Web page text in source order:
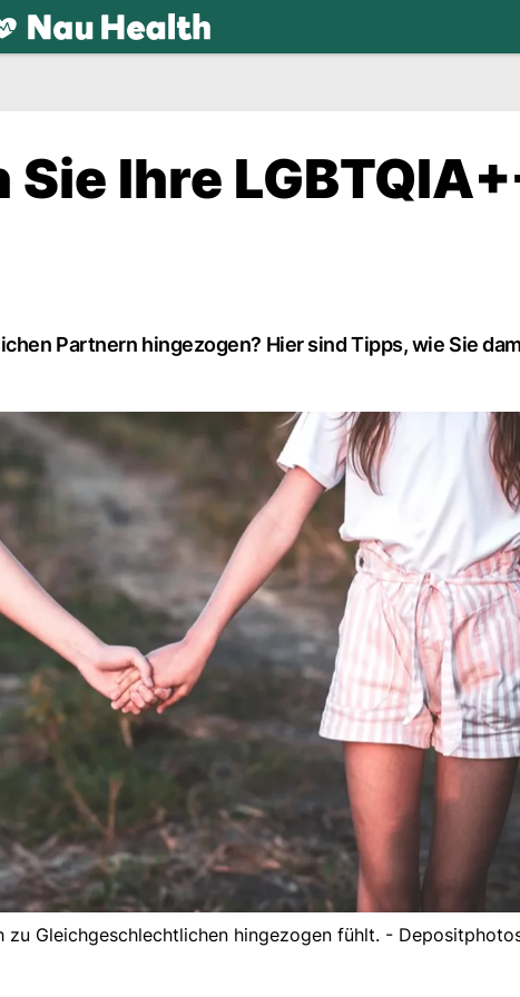
Ihre
Partnern hingezogen? Hier sind Tipps, wie Sie
zu Gleichgeschlechtlichen hingezogen fühlt. -